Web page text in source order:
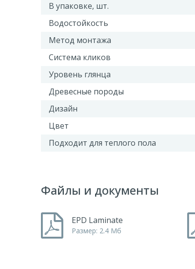
В упаковке, шт.
Водостойкость
Метод монтажа
Система кликов
Уровень глянца
Древесные породы
Дизайн
Цвет
Подходит для теплого пола
Файлы и документы
EPD Laminate
Размер: 2.4 Мб